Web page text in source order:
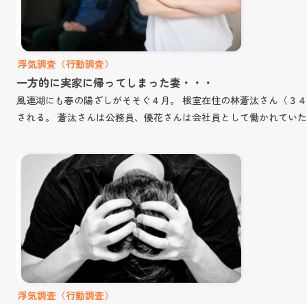
浮気調査（行動調査）
一方的に実家に帰ってしまった妻・・・
風連湖にも春の陽ざしがそそぐ４月。 根室在住の林蒼汰さん（
される。 蒼汰さんは公務員、優花さんは会社員として働かれてい
浮気調査（行動調査）